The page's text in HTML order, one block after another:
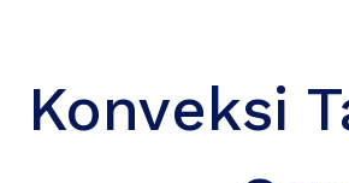
Konveksi